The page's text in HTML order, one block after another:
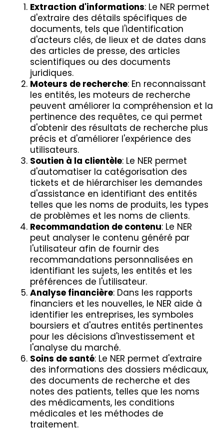
Extraction d'informations: Le NER permet
d'extraire des détails spécifiques de
documents, tels que l'identification
d'acteurs clés, de lieux et de dates dans
des articles de presse, des articles
scientifiques ou des documents
juridiques.
Moteurs de recherche: En reconnaissant
les entités, les moteurs de recherche
peuvent améliorer la compréhension et la
pertinence des requêtes, ce qui permet
d'obtenir des résultats de recherche plus
précis et d'améliorer l'expérience des
utilisateurs.
Soutien à la clientèle: Le NER permet
d'automatiser la catégorisation des
tickets et de hiérarchiser les demandes
d'assistance en identifiant des entités
telles que les noms de produits, les types
de problèmes et les noms de clients.
Recommandation de contenu: Le NER
peut analyser le contenu généré par
l'utilisateur afin de fournir des
recommandations personnalisées en
identifiant les sujets, les entités et les
préférences de l'utilisateur.
Analyse financière: Dans les rapports
financiers et les nouvelles, le NER aide à
identifier les entreprises, les symboles
boursiers et d'autres entités pertinentes
pour les décisions d'investissement et
l'analyse du marché.
Soins de santé: Le NER permet d'extraire
des informations des dossiers médicaux,
des documents de recherche et des
notes des patients, telles que les noms
des médicaments, les conditions
médicales et les méthodes de
traitement.